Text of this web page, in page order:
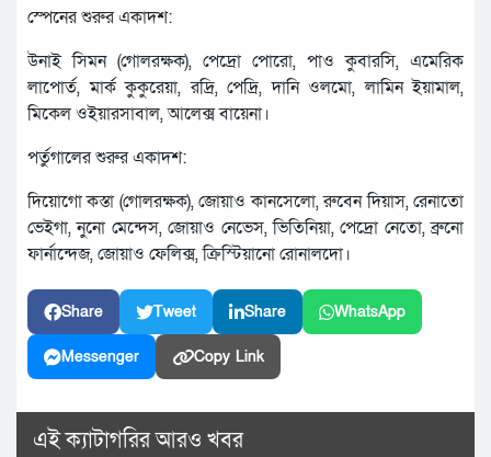
স্পেনের শুরুর একাদশ:
উনাই সিমন (গোলরক্ষক), পেদ্রো পোরো, পাও কুবারসি, এমেরিক
লাপোর্ত, মার্ক কুকুরেয়া, রদ্রি, পেদ্রি, দানি ওলমো, লামিন ইয়ামাল,
মিকেল ওইয়ারসাবাল, আলেক্স বায়েনা।
পর্তুগালের শুরুর একাদশ:
দিয়োগো কস্তা (গোলরক্ষক), জোয়াও কানসেলো, রুবেন দিয়াস, রেনাতো
ভেইগা, নুনো মেন্দেস, জোয়াও নেভেস, ভিতিনিয়া, পেদ্রো নেতো, ব্রুনো
ফার্নান্দেজ, জোয়াও ফেলিক্স, ক্রিস্টিয়ানো রোনালদো।
Share Tweet Share WhatsApp
Messenger Copy Link
এই ক্যাটাগরির আরও খবর